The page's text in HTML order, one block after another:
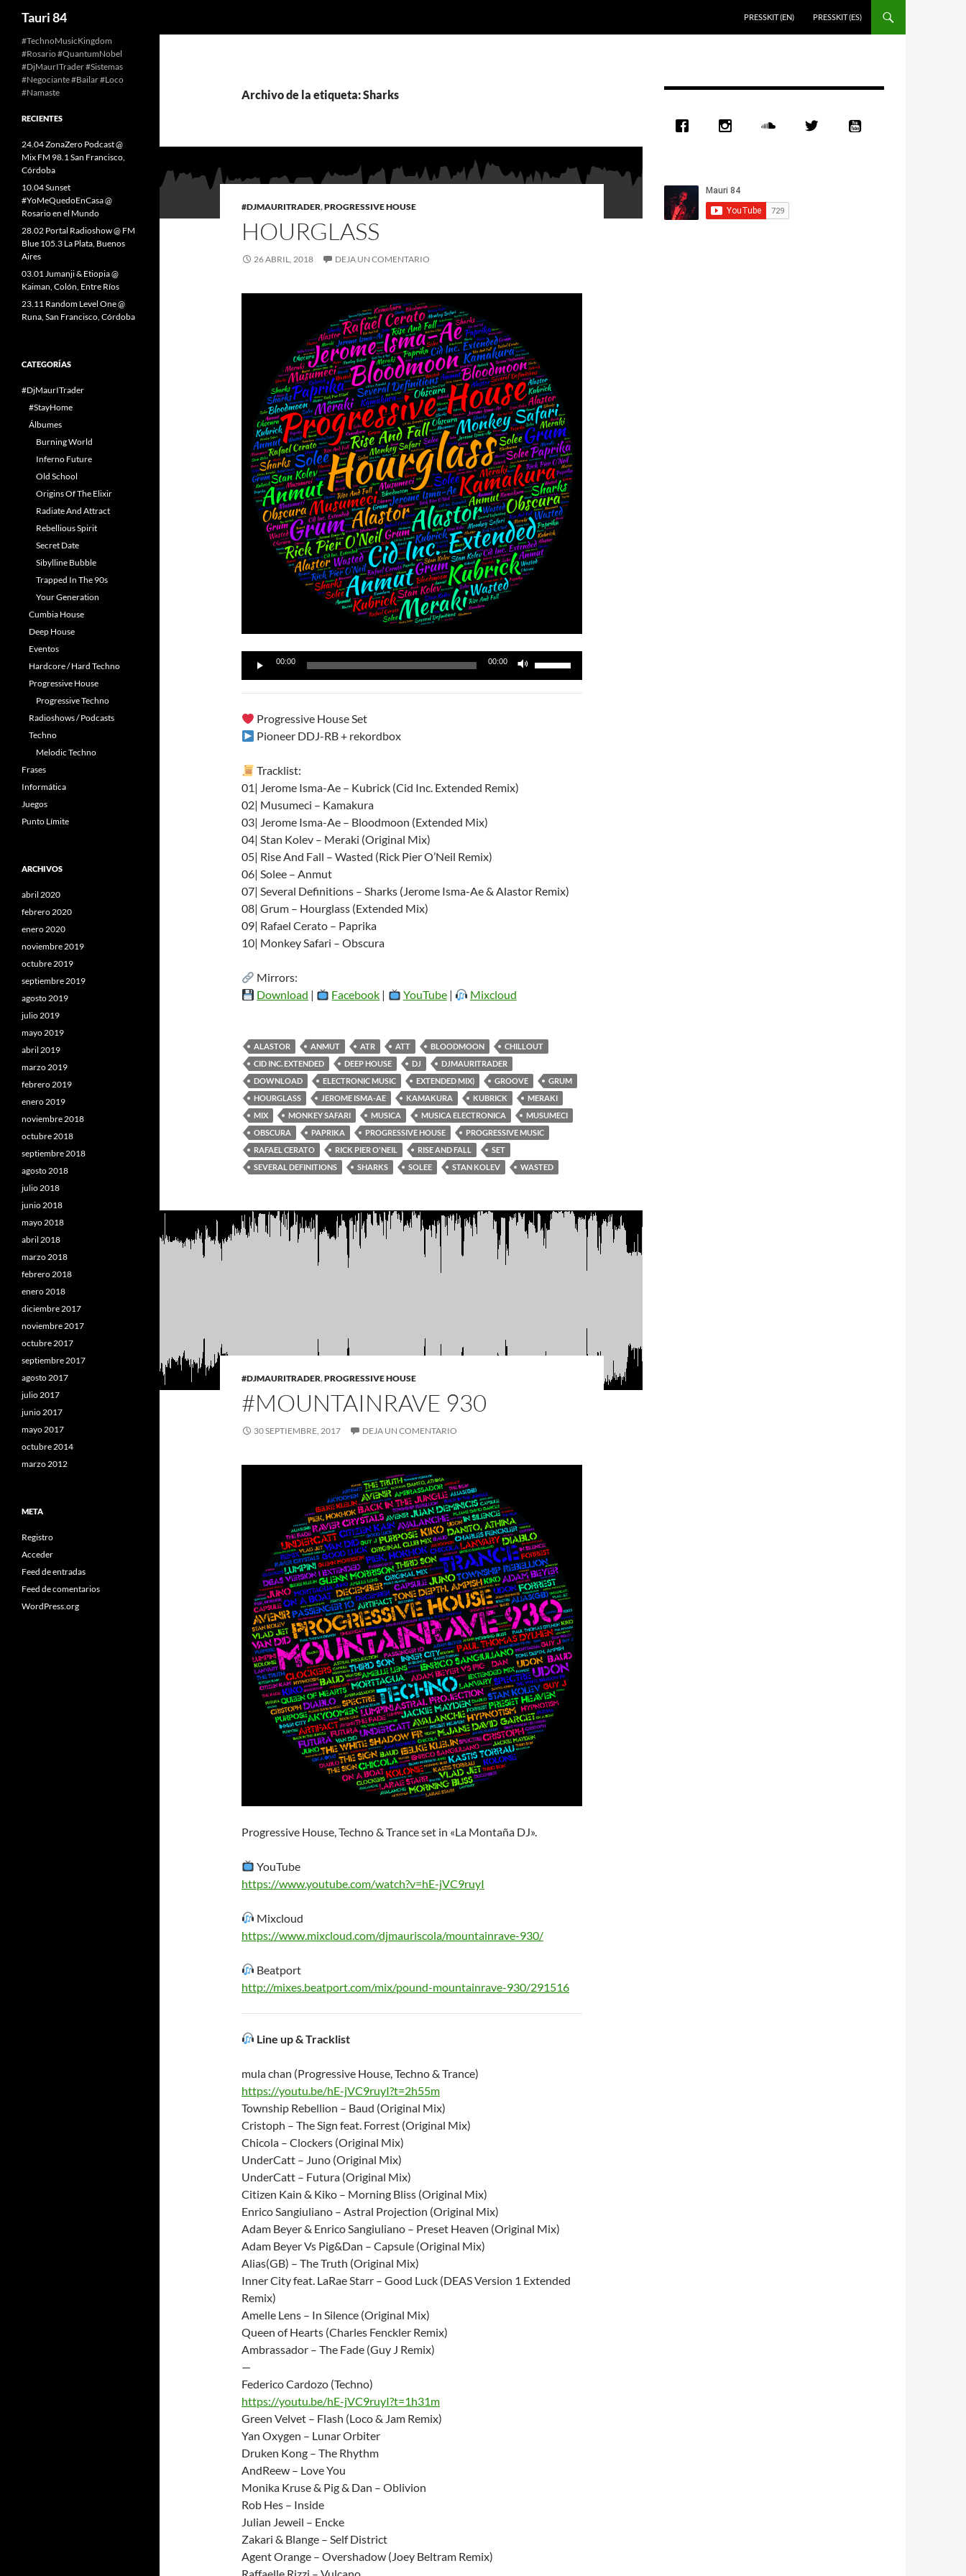
Saltar
contenido
Tauri 84 PRESSKIT (EN) PRESSKIT (ES)
Archivo de la etiqueta: Sharks
#DJMAURITRADER,PROGRESSIVE HOUSE
HOURGLASS
26 ABRIL, 2018 DEJA UN COMENTARIO
Reproductor
audio
00:00 00:00
teclas
Progressive House Set
Pioneer DDJ-RB + rekordbox
Tracklist:
01| Jerome Isma-Ae – Kubrick (Cid Inc. Extended Remix)
02| Musumeci – Kamakura
03| Jerome Isma-Ae – Bloodmoon (Extended Mix)
04| Stan Kolev – Meraki (Original Mix)
05| Rise And Fall – Wasted (Rick Pier O’Neil Remix)
06| Solee – Anmut
07| Several Definitions – Sharks (Jerome Isma-Ae & Alastor Remix)
08| Grum – Hourglass (Extended Mix)
09| Rafael Cerato – Paprika
10| Monkey Safari – Obscura
Mirrors:
Download | Facebook | YouTube| Mixcloud
ALASTOR ANMUT ATR ATT BLOODMOON
CHILLOUT
CID INC. EXTENDED
DEEP HOUSE DJ
DJMAURITRADER
DOWNLOAD
ELECTRONIC MUSIC EXTENDED MIX) GROOVE
GRUM
HOURGLASS
JEROME ISMA-AE KAMAKURA KUBRICK
MERAKI
MIX
MONKEY SAFARI MUSICA MUSICA ELECTRONICA
MUSUMECI
OBSCURA
PAPRIKA PROGRESSIVE HOUSE
PROGRESSIVE MUSIC
RAFAEL CERATO
RICK PIER O'NEIL RISE AND FALL
SET
SEVERAL DEFINITIONS
SHARKS SOLEE STAN KOLEV WASTED
#DJMAURITRADER,PROGRESSIVE HOUSE
#MOUNTAINRAVE 930
30 SEPTIEMBRE, 2017 DEJA UN COMENTARIO
Progressive House, Techno & Trance set in «La Montaña DJ».
YouTube
https://www.youtube.com/watch?v=hE-jVC9ruyI
Mixcloud
https://www.mixcloud.com/djmauriscola/mountainrave-930/
Beatport
http://mixes.beatport.com/mix/pound-mountainrave-930/291516
Line up & Tracklist
mula chan (Progressive House, Techno & Trance)
https://youtu.be/hE-jVC9ruyI?t=2h55m
Township Rebellion – Baud (Original Mix)
Cristoph – The Sign feat. Forrest (Original Mix)
Chicola – Clockers (Original Mix)
UnderCatt – Juno (Original Mix)
UnderCatt – Futura (Original Mix)
Citizen Kain & Kiko – Morning Bliss (Original Mix)
Enrico Sangiuliano – Astral Projection (Original Mix)
Adam Beyer & Enrico Sangiuliano – Preset Heaven (Original Mix)
Adam Beyer Vs Pig&Dan – Capsule (Original Mix)
Alias(GB) – The Truth (Original Mix)
Inner City feat. LaRae Starr – Good Luck (DEAS Version 1 Extended
Remix)
Amelle Lens – In Silence (Original Mix)
Queen of Hearts (Charles Fenckler Remix)
Ambrassador – The Fade (Guy J Remix)
—
Federico Cardozo (Techno)
https://youtu.be/hE-jVC9ruyI?t=1h31m
Green Velvet – Flash (Loco & Jam Remix)
Yan Oxygen – Lunar Orbiter
Druken Kong – The Rhythm
AndReew – Love You
Monika Kruse & Pig & Dan – Oblivion
Rob Hes – Inside
Julian Jeweil – Encke
Zakari & Blange – Self District
Agent Orange – Overshadow (Joey Beltram Remix)
Raffaelle Rizzi – Vulcano
#TechnoMusicKingdom
#Rosario #QuantumNobel
#DjMaurITrader #Sistemas
#Negociante #Bailar #Loco
#Namaste
RECIENTES
24.04 ZonaZero Podcast @
Mix FM 98.1 San Francisco,
Córdoba
10.04 Sunset
#YoMeQuedoEnCasa @
Rosario en el Mundo
28.02 Portal Radioshow @ FM
Blue 105.3 La Plata, Buenos
Aires
03.01 Jumanji & Etiopia @
Kaiman, Colón, Entre Ríos
23.11 Random Level One @
Runa, San Francisco, Córdoba
CATEGORÍAS
#DjMaurITrader
#StayHome
Álbumes
Burning World
Inferno Future
Old School
Origins Of The Elixir
Radiate And Attract
Rebellious Spirit
Secret Date
Sibylline Bubble
Trapped In The 90s
Your Generation
Cumbia House
Deep House
Eventos
Hardcore / Hard Techno
Progressive House
Progressive Techno
Radioshows / Podcasts
Techno
Melodic Techno
Frases
Informática
Juegos
Punto Límite
ARCHIVOS
abril 2020
febrero 2020
enero 2020
noviembre 2019
octubre 2019
septiembre 2019
agosto 2019
julio 2019
mayo 2019
abril 2019
marzo 2019
febrero 2019
enero 2019
noviembre 2018
octubre 2018
septiembre 2018
agosto 2018
julio 2018
junio 2018
mayo 2018
abril 2018
marzo 2018
febrero 2018
enero 2018
diciembre 2017
noviembre 2017
octubre 2017
septiembre 2017
agosto 2017
julio 2017
junio 2017
mayo 2017
octubre 2014
marzo 2012
META
Registro
Acceder
Feed de entradas
Feed de comentarios
WordPress.org